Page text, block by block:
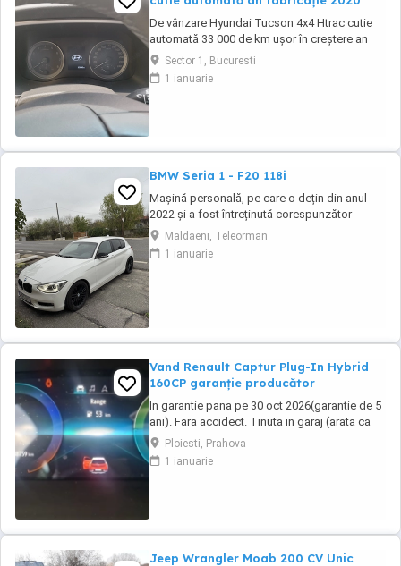
De vânzare Hyundai Tucson 4x4 Htrac cutie
automată 33 000 de km ușor în creștere an
fabricație 2020 ,anul trecut a ieșit din garanție,
revizie efectuată la 30000 de km ,schimb ulei
și filtre.Climă automată,volan îmbrăcat în piele
Sector 1, Bucuresti
1 ianuarie
BMW Seria 1 - F20 118i
Mașină personală, pe care o dețin din anul
2022 și a fost întreținută corespunzător
(revizia la 8000-9000 km). Distribuție, ambreiaj
și suspensie (telescoape, brațe+bucși)- au
fost înlocuite cu un an în urmă. Două seturi de
Maldaeni, Teleorman
1 ianuarie
Vand Renault Captur Plug-In Hybrid
160CP garanție producător
In garantie pana pe 30 oct 2026(garantie de 5
ani). Fara accidect. Tinuta in garaj (arata ca
noua, nu are zgarieturi). Folosita doar la
naveta(30km zilnic). Nu are urme de uzura,
placutele si discurile nu sunt deloc uzate
Ploiesti, Prahova
1 ianuarie
Jeep Wrangler Moab 200 CV Unic